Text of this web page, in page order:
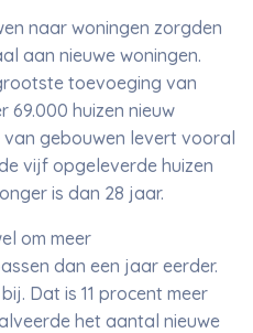
naar woningen zorgden
aan nieuwe woningen.
toevoeging van
69.000 huizen nieuw
gebouwen levert vooral
vijf opgeleverde huizen
is dan 28 jaar.
om meer
dan een jaar eerder.
Dat is 11 procent meer
het aantal nieuwe